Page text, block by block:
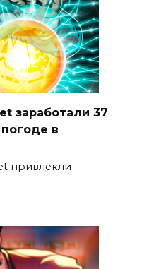
заработали 37
в
привлекли